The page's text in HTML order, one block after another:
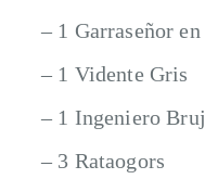
– 1 Garraseñor
– 1 Vidente Gris
– 1 Ingeniero
– 3 Rataogors